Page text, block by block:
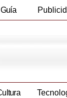
Guía